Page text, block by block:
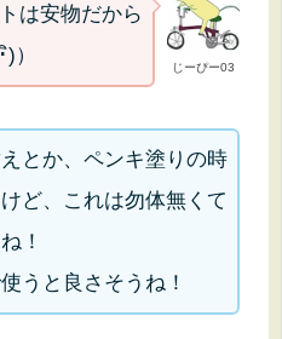
じーぴー03
は安物だから
）
とか、ペンキ塗りの時
ど、これは勿体無くて
！
うと良さそうね！